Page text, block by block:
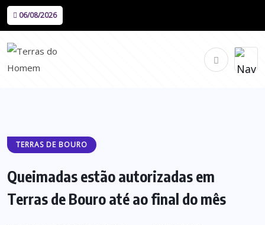
06/08/2026
TERRAS DE BOURO
Queimadas estão autorizadas em
Terras de Bouro até ao final do mês